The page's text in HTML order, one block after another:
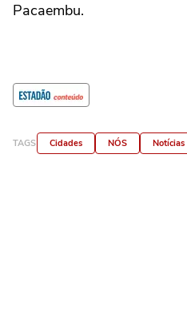
Pacaembu.
TAGS Cidades NÓS Notícias